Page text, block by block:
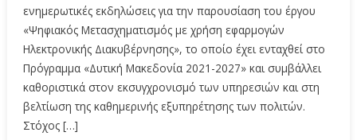
ενημερωτικές εκδηλώσεις για την παρουσίαση του έργου
«Ψηφιακός Μετασχηματισμός με χρήση εφαρμογών
Ηλεκτρονικής Διακυβέρνησης», το οποίο έχει ενταχθεί στο
Πρόγραμμα «Δυτική Μακεδονία 2021-2027» και συμβάλλει
καθοριστικά στον εκσυγχρονισμό των υπηρεσιών και στη
βελτίωση της καθημερινής εξυπηρέτησης των πολιτών.
Στόχος […]